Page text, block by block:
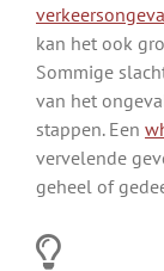
kan het ook
Sommige
van het
stappen. Een
vervelende
geheel of